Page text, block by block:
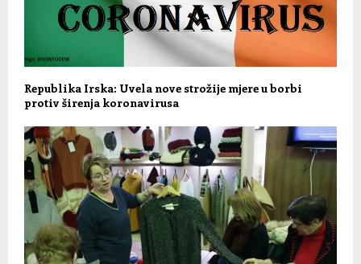
Republika Irska: Uvela nove strožije mjere u borbi
protiv širenja koronavirusa